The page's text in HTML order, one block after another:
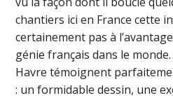
chantiers ici en France cette
certainement pas à
génie français dans le
Havre témoignent
: un formidable dessin, une